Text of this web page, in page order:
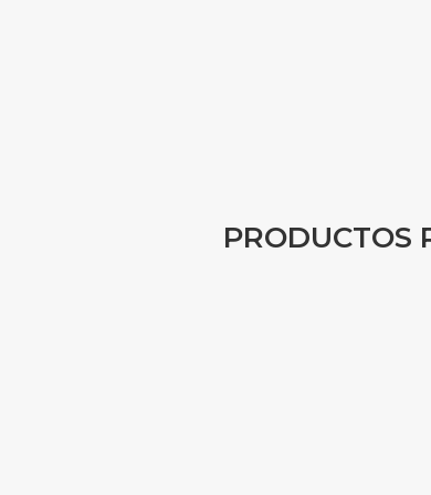
PRODUCTOS